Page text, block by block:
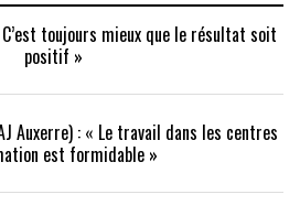
toujours mieux que le résultat soit
positif »
Auxerre) : « Le travail dans les centres
est formidable »